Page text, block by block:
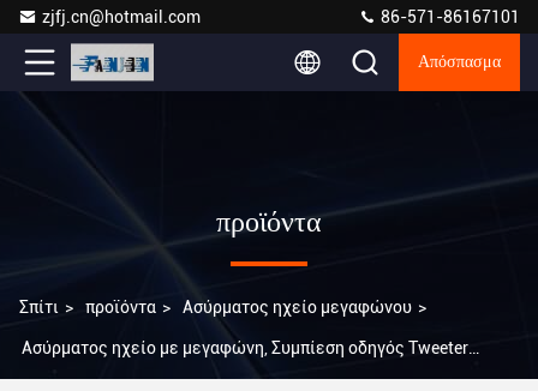
zjfj.cn@hotmail.com 86-571-86167101
Απόσπασμα
προϊόντα
Σπίτι > προϊόντα > Ασύρματος ηχείο μεγαφώνου >
Ασύρματος ηχείο με μεγαφώνη, Συμπίεση οδηγός Tweeter